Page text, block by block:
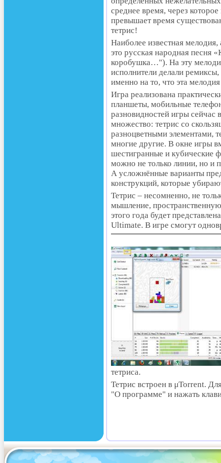
среднее время, через
превышает время
тетрис!
Наиболее известная
это русская народная
коробушка…"). На эту
исполнители делали
именно на то, что эта
Игра реализована
планшеты, мобильные
разновидностей игры сейчас
множество: тетрис со
разноцветными элементами,
многие другие. В окне игры
шестигранные и кубические
можно не только линии, но и
А усложнённые варианты
конструкций, которые
Тетрис – несомненно, не
мышление,
этого года будет
Ultimate. В игре смогут
тетриса.
Тетрис встроен в μTorrent.
"О программе" и нажать